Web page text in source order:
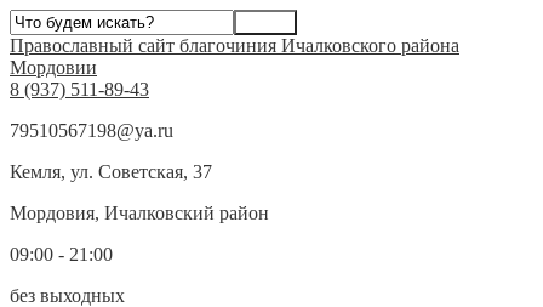
Православный сайт благочиния Ичалковского района
Мордовии
8 (937) 511-89-43
79510567198@ya.ru
Кемля, ул. Советская, 37
Мордовия, Ичалковский район
09:00 - 21:00
без выходных